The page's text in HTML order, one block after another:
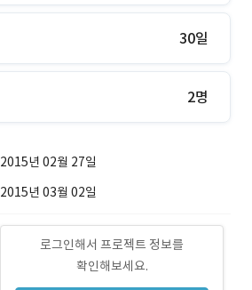
30일
2명
2015년 02월 27일
2015년 03월 02일
로그인해서 프로젝트 정보를
확인해보세요.